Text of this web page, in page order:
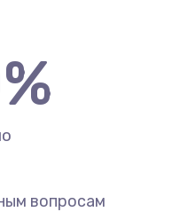
%
вопросам